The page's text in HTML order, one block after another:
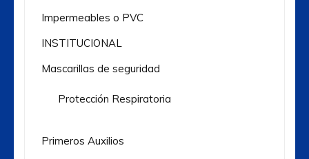
Impermeables o PVC
INSTITUCIONAL
Mascarillas de seguridad
Protección Respiratoria
Primeros Auxilios